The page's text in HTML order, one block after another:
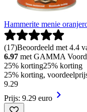
Hammerite menie
(17)Beoordeeld met 4.4
6.97 met GAMMA
25% korting25% korting
25% korting,
9.29
Prijs: 9.29 euro